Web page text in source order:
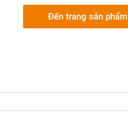
Đến trang sản phẩm